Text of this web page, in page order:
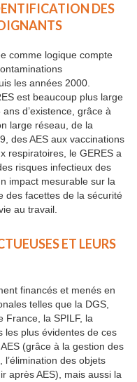
DES
comme logique compte
les années 2000.
est beaucoup plus large
d’existence, grâce à
large réseau, de la
des AES aux vaccinations
respiratoires, le GERES a
risques infectieux des
impact mesurable sur la
des facettes de la sécurité
au travail.
ET LEURS
financés et menés en
telles que la DGS,
France, la SPILF, la
plus évidentes de ces
(grâce à la gestion des
des objets
après AES), mais aussi la